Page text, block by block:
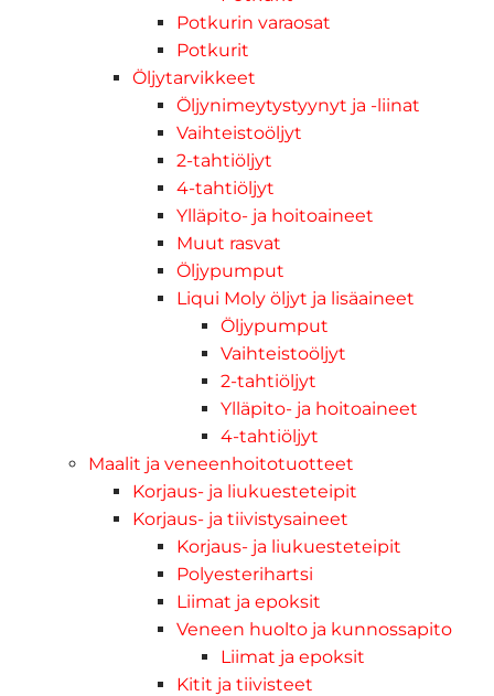
Potkurin varaosat
Potkurit
Öljytarvikkeet
Öljynimeytystyynyt ja -liinat
Vaihteistoöljyt
2-tahtiöljyt
4-tahtiöljyt
Ylläpito- ja hoitoaineet
Muut rasvat
Öljypumput
Liqui Moly öljyt ja lisäaineet
Öljypumput
Vaihteistoöljyt
2-tahtiöljyt
Ylläpito- ja hoitoaineet
4-tahtiöljyt
Maalit ja veneenhoitotuotteet
Korjaus- ja liukuesteteipit
Korjaus- ja tiivistysaineet
Korjaus- ja liukuesteteipit
Polyesterihartsi
Liimat ja epoksit
Veneen huolto ja kunnossapito
Liimat ja epoksit
Kitit ja tiivisteet